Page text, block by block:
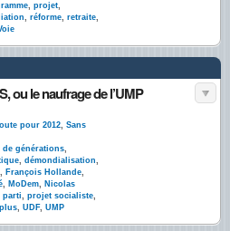
, projet,
, réforme, retraite,
ou le naufrage de l’UMP
pour 2012, Sans
de générations,
, démondialisation,
, François Hollande,
, MoDem, Nicolas
parti, projet socialiste,
, UDF, UMP